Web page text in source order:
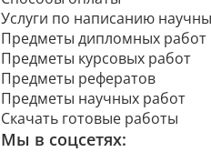
Услуги по написанию
Предметы дипломных работ
Предметы курсовых работ
Предметы рефератов
Предметы научных работ
Скачать готовые работы
Мы в соцсетях: